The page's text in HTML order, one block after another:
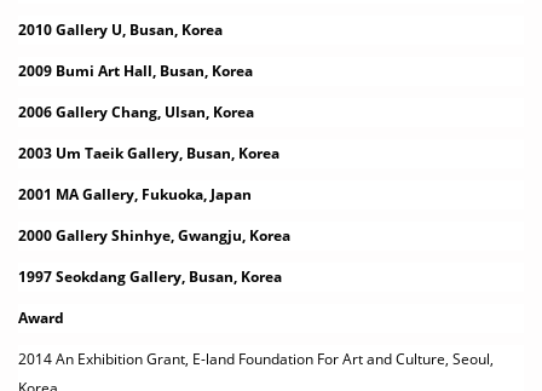
2010 Gallery U, Busan, Korea
2009 Bumi Art Hall, Busan, Korea
2006 Gallery Chang, Ulsan, Korea
2003 Um Taeik Gallery, Busan, Korea
2001 MA Gallery, Fukuoka, Japan
2000 Gallery Shinhye, Gwangju, Korea
1997 Seokdang Gallery, Busan, Korea
Award
2014 An Exhibition Grant, E-land Foundation For Art and Culture, Seoul,